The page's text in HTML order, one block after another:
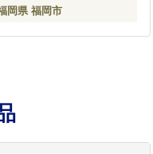
岡県 福岡市